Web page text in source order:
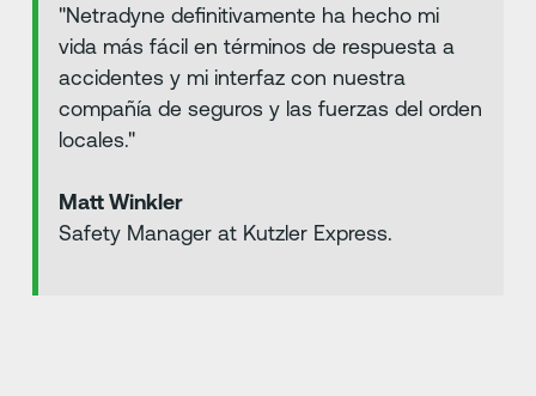
"Netradyne definitivamente ha hecho mi
vida más fácil en términos de respuesta a
accidentes y mi interfaz con nuestra
compañía de seguros y las fuerzas del orden
locales."
Matt Winkler
Safety Manager at Kutzler Express.